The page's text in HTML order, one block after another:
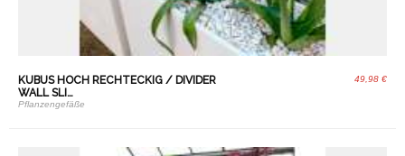
49,98 €
KUBUS HOCH RECHTECKIG / DIVIDER
WALL SLI…
Pflanzengefäße